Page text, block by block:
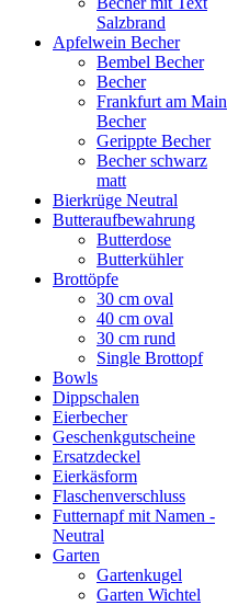
Salzbrand
Apfelwein Becher
Bembel Becher
Becher
Frankfurt am Main
Becher
Gerippte Becher
Becher schwarz
matt
Bierkrüge Neutral
Butteraufbewahrung
Butterdose
Butterkühler
Brottöpfe
30 cm oval
40 cm oval
30 cm rund
Single Brottopf
Bowls
Dippschalen
Eierbecher
Geschenkgutscheine
Ersatzdeckel
Eierkäsform
Flaschenverschluss
Futternapf mit Namen -
Neutral
Garten
Gartenkugel
Garten Wichtel